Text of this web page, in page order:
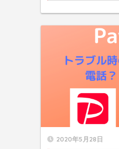
2020年5月28日